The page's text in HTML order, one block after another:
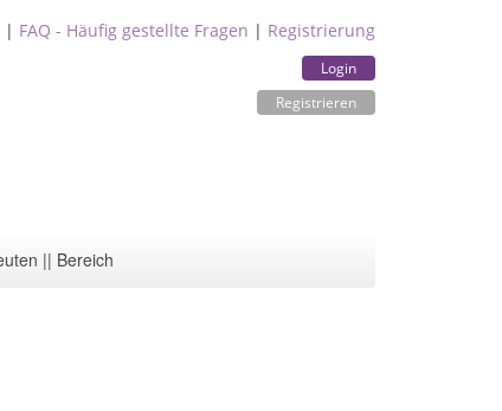
| FAQ - Häufig gestellte Fragen | Registrierung
Login
Registrieren
|| Bereich